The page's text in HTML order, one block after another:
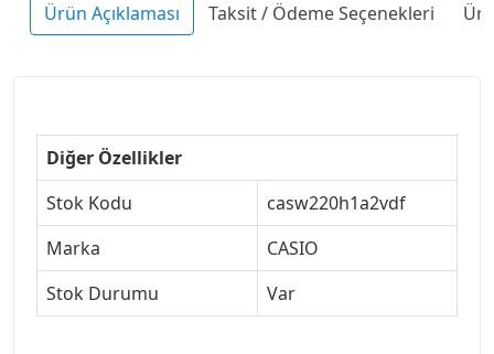
Ürün Açıklaması Taksit / Ödeme Seçenekleri
Diğer Özellikler
Stok Kodu
casw220h1a2vdf
Marka
CASIO
Stok Durumu
Var